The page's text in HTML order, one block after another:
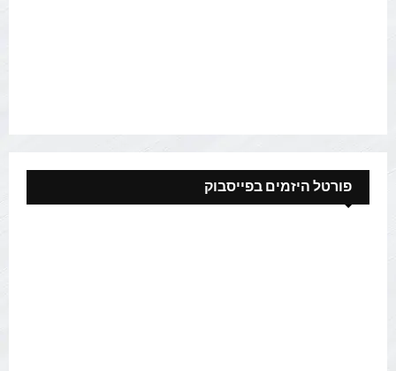
פורטל היזמים בפייסבוק